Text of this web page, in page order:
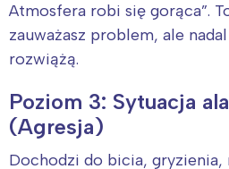
Atmosfera robi się gorąca”.
zauważasz problem, ale
rozwiążą.
Poziom 3: Sytuacja
(Agresja)
Dochodzi do bicia, gryzienia,